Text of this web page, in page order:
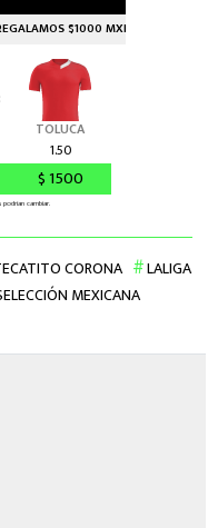
CORONA
LALIGA
MEXICANA